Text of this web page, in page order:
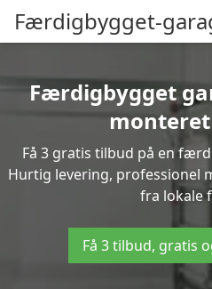
Færdigbygget-
Færdigbygget
Få 3 gratis tilbud på en
Hurtig levering, professionel
fra lokale
Få 3 tilbud, gratis